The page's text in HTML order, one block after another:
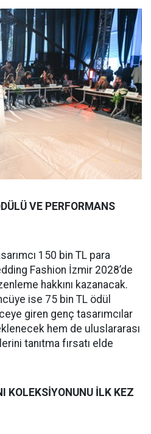
VE PERFORMANS
150 bin TL para
Fashion İzmir 2028’de
hakkını kazanacak.
ise 75 bin TL ödül
giren genç tasarımcılar
hem de uluslararası
tanıtma fırsatı elde
KOLEKSİYONUNU İLK KEZ